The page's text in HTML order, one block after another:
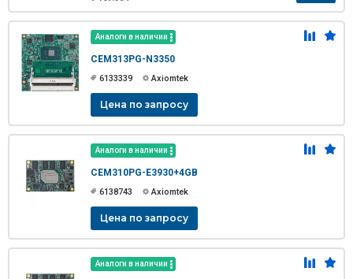
Аналоги в наличии
CEM313PG-N3350
6133339 Axiomtek
Цена по запросу
Аналоги в наличии
CEM310PG-E3930+4GB
6138743 Axiomtek
Цена по запросу
Аналоги в наличии